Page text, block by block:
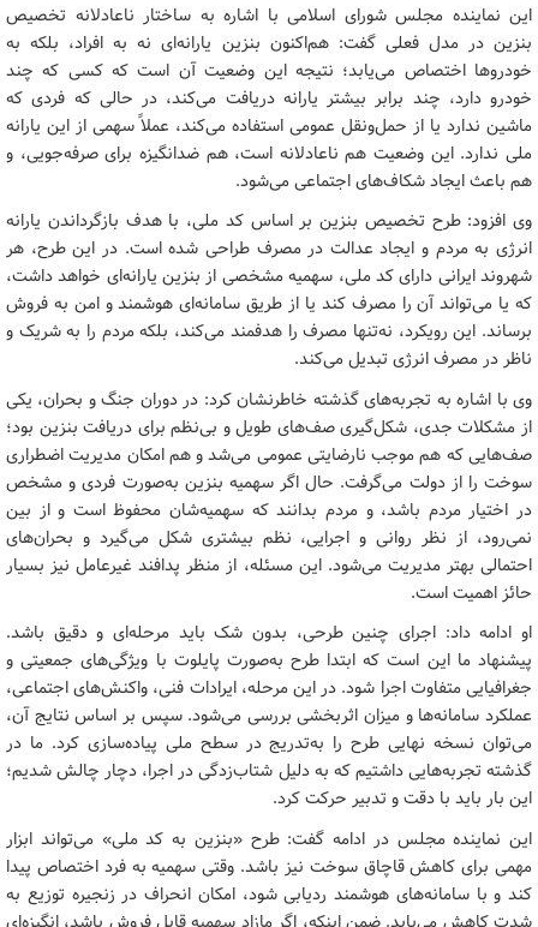
این نماینده مجلس شورای اسلامی با اشاره به ساختار ناعادلانه تخصیص
بنزین در مدل فعلی گفت: هم‌اکنون بنزین یارانه‌ای نه به افراد، بلکه به
خودروها اختصاص می‌یابد؛ نتیجه این وضعیت آن است که کسی که چند
خودرو دارد، چند برابر بیشتر یارانه دریافت می‌کند، در حالی که فردی که
ماشین ندارد یا از حمل‌ونقل عمومی استفاده می‌کند، عملاً سهمی از این یارانه
ملی ندارد. این وضعیت هم ناعادلانه است، هم ضدانگیزه برای صرفه‌جویی، و
هم باعث ایجاد شکاف‌های اجتماعی می‌شود.
وی افزود: طرح تخصیص بنزین بر اساس کد ملی، با هدف بازگرداندن یارانه
انرژی به مردم و ایجاد عدالت در مصرف طراحی شده است. در این طرح، هر
شهروند ایرانی دارای کد ملی، سهمیه مشخصی از بنزین یارانه‌ای خواهد داشت،
که یا می‌تواند آن را مصرف کند یا از طریق سامانه‌ای هوشمند و امن به فروش
برساند. این رویکرد، نه‌تنها مصرف را هدفمند می‌کند، بلکه مردم را به شریک و
ناظر در مصرف انرژی تبدیل می‌کند.
وی با اشاره به تجربه‌های گذشته خاطرنشان کرد: در دوران جنگ و بحران، یکی
از مشکلات جدی، شکل‌گیری صف‌های طویل و بی‌نظم برای دریافت بنزین بود؛
صف‌هایی که هم موجب نارضایتی عمومی می‌شد و هم امکان مدیریت اضطراری
سوخت را از دولت می‌گرفت. حال اگر سهمیه بنزین به‌صورت فردی و مشخص
در اختیار مردم باشد، و مردم بدانند که سهمیه‌شان محفوظ است و از بین
نمی‌رود، از نظر روانی و اجرایی، نظم بیشتری شکل می‌گیرد و بحران‌های
احتمالی بهتر مدیریت می‌شود. این مسئله، از منظر پدافند غیرعامل نیز بسیار
حائز اهمیت است.
او ادامه داد: اجرای چنین طرحی، بدون شک باید مرحله‌ای و دقیق باشد.
پیشنهاد ما این است که ابتدا طرح به‌صورت پایلوت با ویژگی‌های جمعیتی و
جغرافیایی متفاوت اجرا شود. در این مرحله، ایرادات فنی، واکنش‌های اجتماعی،
عملکرد سامانه‌ها و میزان اثربخشی بررسی می‌شود. سپس بر اساس نتایج آن،
می‌توان نسخه نهایی طرح را به‌تدریج در سطح ملی پیاده‌سازی کرد. ما در
گذشته تجربه‌هایی داشتیم که به دلیل شتاب‌زدگی در اجرا، دچار چالش شدیم؛
این بار باید با دقت و تدبیر حرکت کرد.
این نماینده مجلس در ادامه گفت: طرح «بنزین به کد ملی» می‌تواند ابزار
مهمی برای کاهش قاچاق سوخت نیز باشد. وقتی سهمیه به فرد اختصاص پیدا
کند و با سامانه‌های هوشمند ردیابی شود، امکان انحراف در زنجیره توزیع به